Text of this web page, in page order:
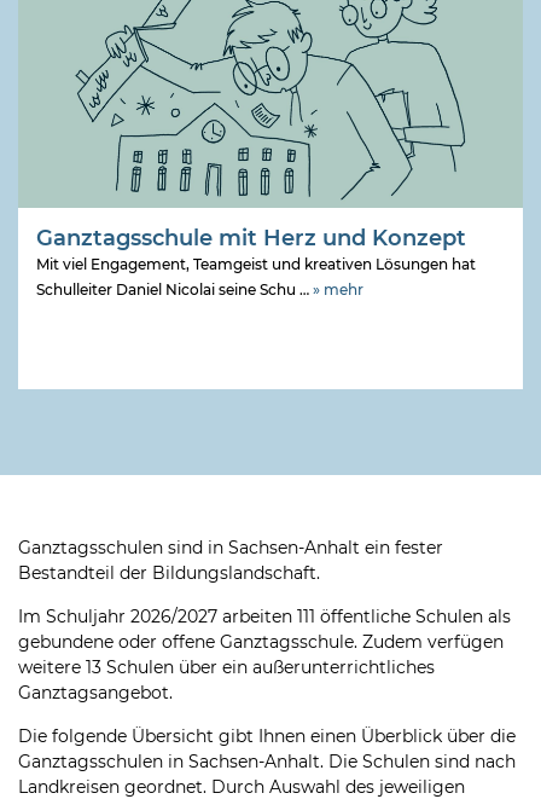
Ganztagsschule mit Herz und Konzept
Mit viel Engagement, Teamgeist und kreativen Lösungen hat
Schulleiter Daniel Nicolai seine Schu … » mehr
Ganztagsschulen sind in Sachsen-Anhalt ein fester
Bestandteil der Bildungslandschaft.
Im Schuljahr 2026/2027 arbeiten 111 öffentliche Schulen als
gebundene oder offene Ganztagsschule. Zudem verfügen
weitere 13 Schulen über ein außerunterrichtliches
Ganztagsangebot.
Die folgende Übersicht gibt Ihnen einen Überblick über die
Ganztagsschulen in Sachsen-Anhalt. Die Schulen sind nach
Landkreisen geordnet. Durch Auswahl des jeweiligen